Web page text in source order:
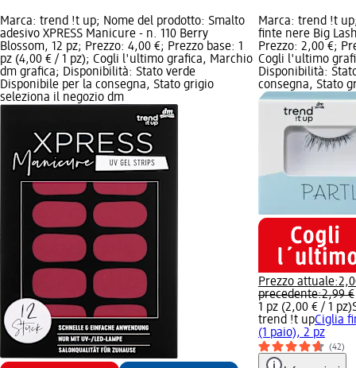
Marca: trend !t up; Nome del prodotto: Smalto
adesivo XPRESS Manicure - n. 110 Berry
Blossom, 12 pz; Prezzo: 4,00 €; Prezzo base: 1
pz (4,00 € / 1 pz); Cogli l'ultimo grafica, Marchio
dm grafica; Disponibilità: Stato verde
Disponibile per la consegna, Stato grigio
seleziona il negozio dm
Marca: trend !t
finte nere Big
Prezzo: 2,00 €;
Cogli l'ultimo
Disponibilità:
consegna, Stato
Prezzo attuale:
precedente:2,99 €
1 pz (2,00 € / 1 pz)
trend !t upCiglia
(1 paio), 2 pz
(42)